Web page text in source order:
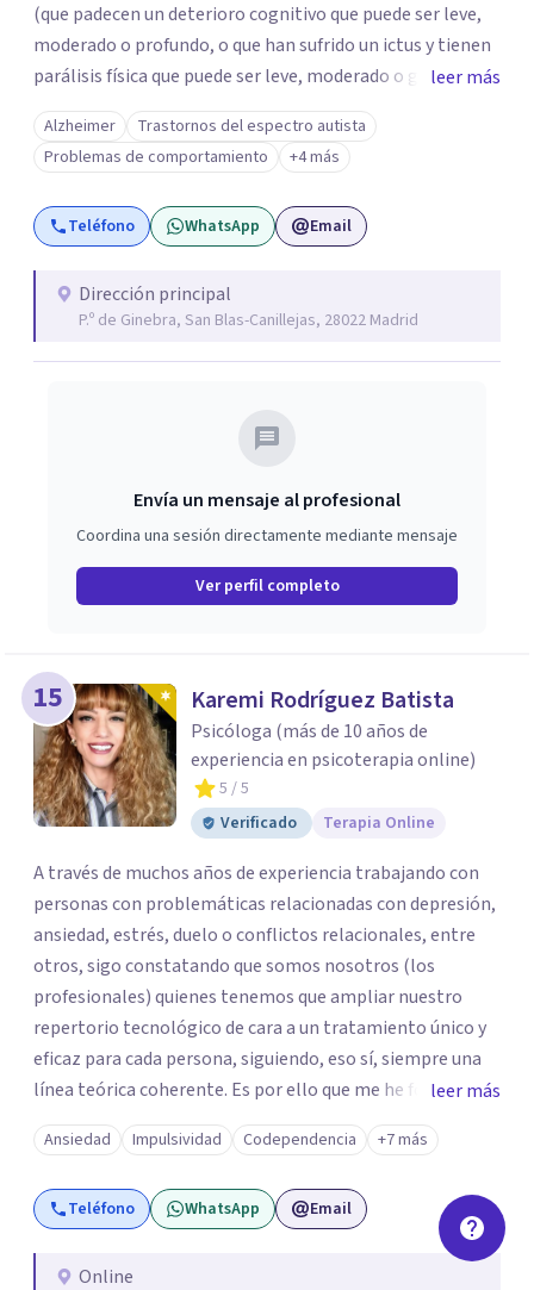
(que padecen un deterioro cognitivo que puede ser leve,
moderado o profundo, o que han sufrido un ictus y tienen
parálisis física que puede ser leve, moderado o grave, o
tienen Alzheimer o Parkinson,etc. ) y con personas con
discapacidad intelectual( como personas con Síndrome
de Down, Trastorno del Espectro Autista, personas con
comportamientos conductuales ) y física ( con movilidad
parcial, reducida, o padecen por ejemplo de un daño
o se mueven en silla de ruedas) y con personas con
discapacidad intelectual y/o física, acompañando
procesos desde un enfoque cercano, respetuoso y
donde cada persona puede expresarse, sentirse
leer más
Alzheimer
Trastornos del espectro autista
Problemas de comportamiento
+4 más
Teléfono WhatsApp Email
Dirección principal
P.º de Ginebra, San Blas-Canillejas, 28022 Madrid
Envía un mensaje al profesional
Coordina una sesión directamente mediante mensaje
Ver perfil completo
15 Karemi Rodríguez Batista
Psicóloga (más de 10 años de
experiencia en psicoterapia online)
5 / 5
Verificado
Terapia Online
A través de muchos años de experiencia trabajando con
personas con problemáticas relacionadas con depresión,
ansiedad, estrés, duelo o conflictos relacionales, entre
otros, sigo constatando que somos nosotros (los
profesionales) quienes tenemos que ampliar nuestro
repertorio tecnológico de cara a un tratamiento único y
eficaz para cada persona, siguiendo, eso sí, siempre una
línea teórica coherente. Es por ello que me he formado
ampliamente (y lo seguiré haciendo) en las técnicas más
eficaces y con evidencia científica, empezando mi
formación con las provenientes de la Terapia Cognitivo
Conductual (concretamente TREC), la Terapia Breve
Centrada en Soluciones, y especializándome en las
Terapias de Tercera Generación: Terapia de Aceptación y
leer más
Ansiedad Impulsividad Codependencia +7 más
Teléfono WhatsApp Email
Online